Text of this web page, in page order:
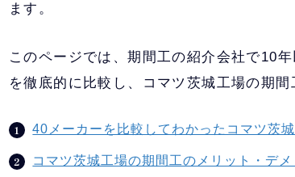
ます。
このページでは、期間工の紹介会社で10
を徹底的に比較し、コマツ茨城工場の期
40メーカーを比較してわかったコマツ茨
コマツ茨城工場の期間工のメリット・デメ